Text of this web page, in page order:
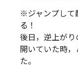
※ジャンプして
る！
後日，逆上がり
開いていた時
た。